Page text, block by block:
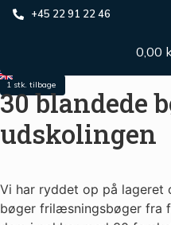
+45 22 91 22 46
0,00
Forside/Engelsk/
1 stk. tilbage
30 blandede
udskolingen
Vi har ryddet op på lageret
bøger frilæsningsbøger fra